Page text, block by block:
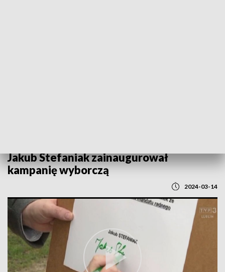
Jakub Stefaniak zainaugurował
kampanię wyborczą
2024-03-14